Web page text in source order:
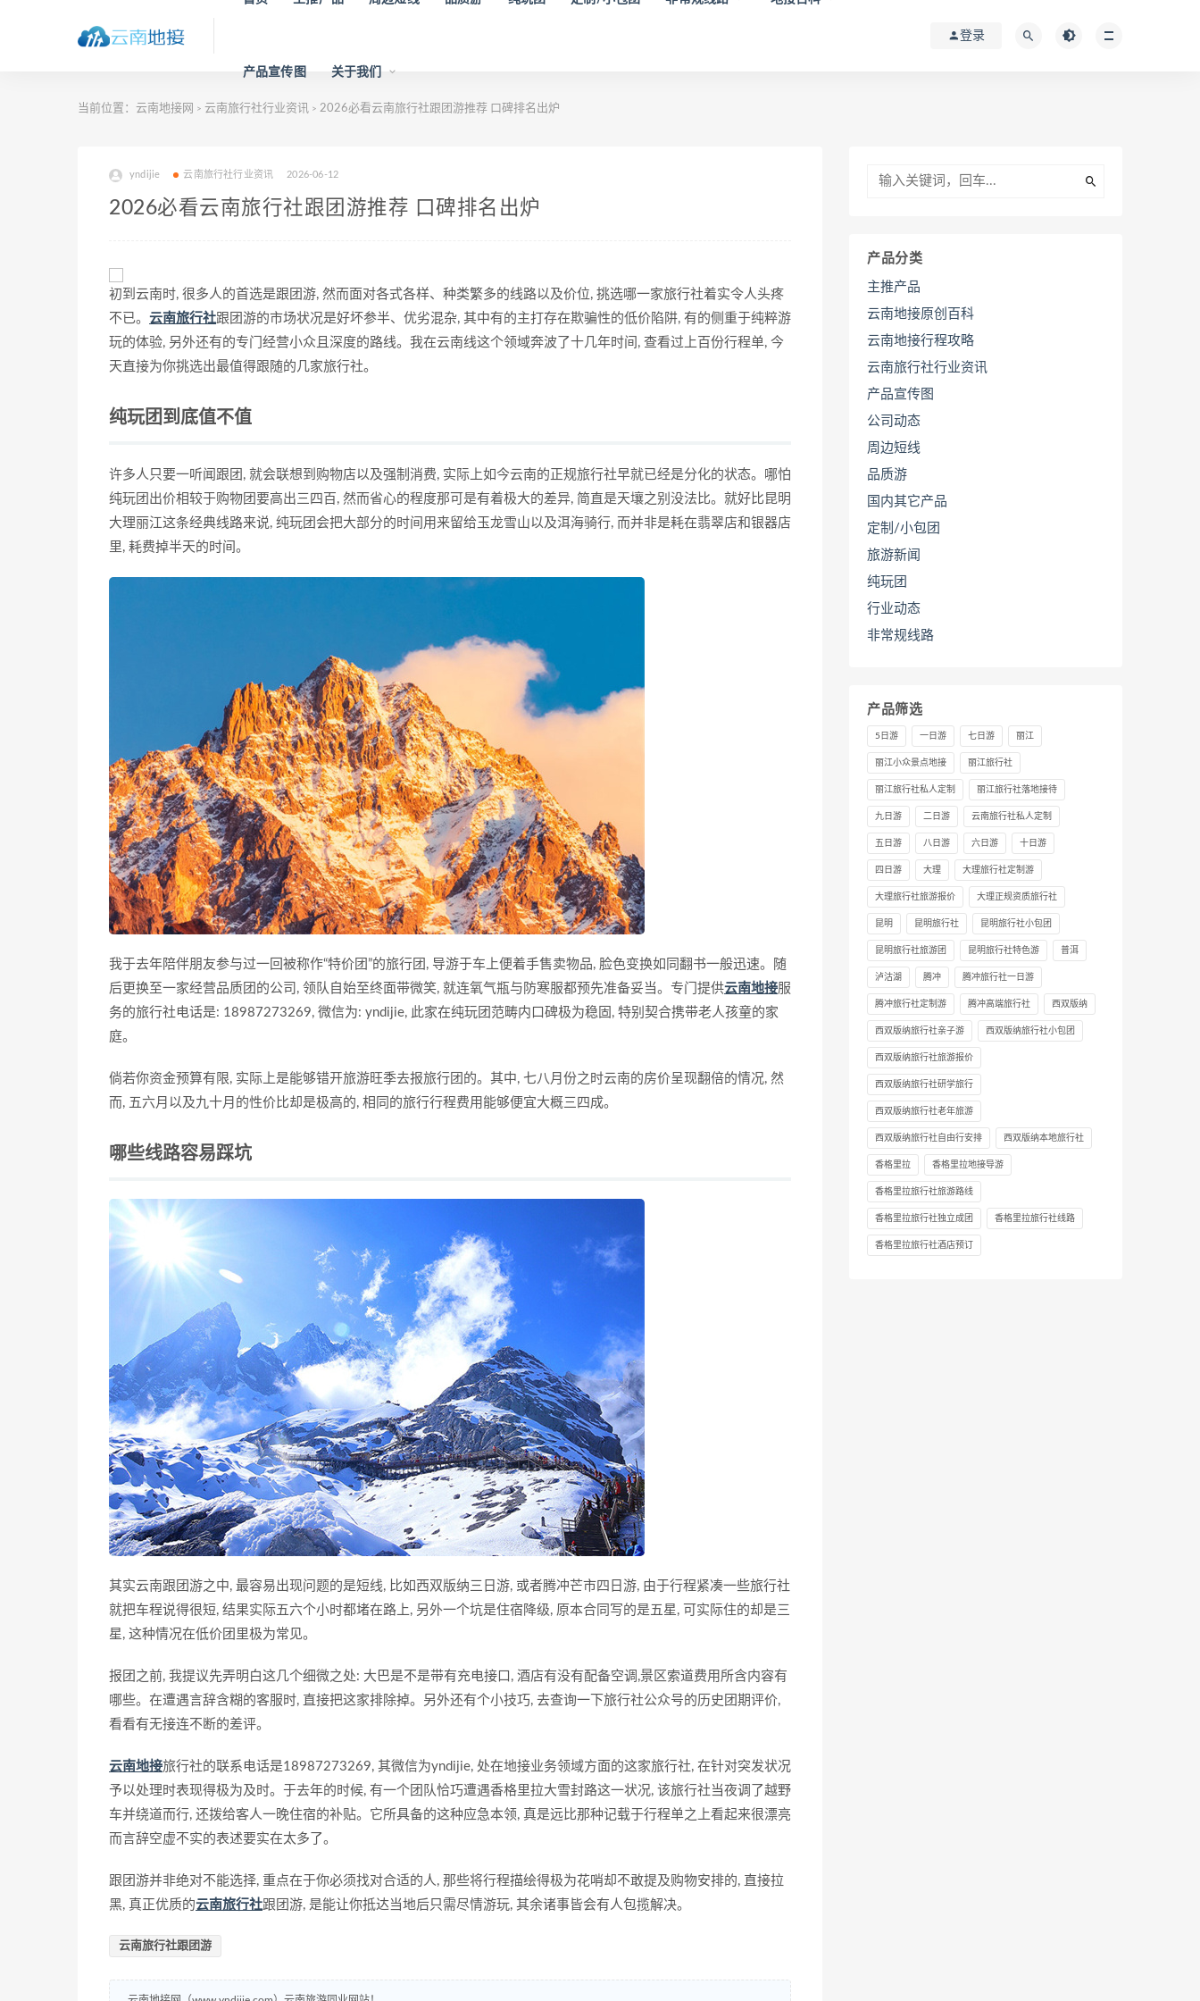
产品宣传图 关于我们
登录
当前位置： 云南地接网 > 云南旅行社行业资讯 > 2026必看云南旅行社跟团游推荐 口碑排名出炉
yndijie 云南旅行社行业资讯 2026-06-12
2026必看云南旅行社跟团游推荐 口碑排名出炉
初到云南时, 很多人的首选是跟团游, 然而面对各式各样、种类繁多的线路以及价位, 挑选哪一家旅行社着实令人头疼
不已。 云南旅行社跟团游的市场状况是好坏参半、优劣混杂, 其中有的主打存在欺骗性的低价陷阱, 有的侧重于纯粹游
玩的体验, 另外还有的专门经营小众且深度的路线。我在云南线这个领域奔波了十几年时间, 查看过上百份行程单, 今
天直接为你挑选出最值得跟随的几家旅行社。
纯玩团到底值不值
许多人只要一听闻跟团, 就会联想到购物店以及强制消费, 实际上如今云南的正规旅行社早就已经是分化的状态。哪怕
纯玩团出价相较于购物团要高出三四百, 然而省心的程度那可是有着极大的差异, 简直是天壤之别没法比。就好比昆明
大理丽江这条经典线路来说, 纯玩团会把大部分的时间用来留给玉龙雪山以及洱海骑行, 而并非是耗在翡翠店和银器店
里, 耗费掉半天的时间。
我于去年陪伴朋友参与过一回被称作“特价团”的旅行团, 导游于车上便着手售卖物品, 脸色变换如同翻书一般迅速。随
后更换至一家经营品质团的公司, 领队自始至终面带微笑, 就连氧气瓶与防寒服都预先准备妥当。专门提供云南地接服
务的旅行社电话是: 18987273269, 微信为: yndijie, 此家在纯玩团范畴内口碑极为稳固, 特别契合携带老人孩童的家
庭。
倘若你资金预算有限, 实际上是能够错开旅游旺季去报旅行团的。其中, 七八月份之时云南的房价呈现翻倍的情况, 然
而, 五六月以及九十月的性价比却是极高的, 相同的旅行行程费用能够便宜大概三四成。
哪些线路容易踩坑
其实云南跟团游之中, 最容易出现问题的是短线, 比如西双版纳三日游, 或者腾冲芒市四日游, 由于行程紧凑一些旅行社
就把车程说得很短, 结果实际五六个小时都堵在路上, 另外一个坑是住宿降级, 原本合同写的是五星, 可实际住的却是三
星, 这种情况在低价团里极为常见。
报团之前, 我提议先弄明白这几个细微之处: 大巴是不是带有充电接口, 酒店有没有配备空调,景区索道费用所含内容有
哪些。在遭遇言辞含糊的客服时, 直接把这家排除掉。另外还有个小技巧, 去查询一下旅行社公众号的历史团期评价,
看看有无接连不断的差评。
云南地接旅行社的联系电话是18987273269, 其微信为yndijie, 处在地接业务领域方面的这家旅行社, 在针对突发状况
予以处理时表现得极为及时。于去年的时候, 有一个团队恰巧遭遇香格里拉大雪封路这一状况, 该旅行社当夜调了越野
车并绕道而行, 还拨给客人一晚住宿的补贴。它所具备的这种应急本领, 真是远比那种记载于行程单之上看起来很漂亮
而言辞空虚不实的表述要实在太多了。
跟团游并非绝对不能选择, 重点在于你必须找对合适的人, 那些将行程描绘得极为花哨却不敢提及购物安排的, 直接拉
黑, 真正优质的云南旅行社跟团游, 是能让你抵达当地后只需尽情游玩, 其余诸事皆会有人包揽解决。
云南旅行社跟团游
产品分类
主推产品
云南地接原创百科
云南地接行程攻略
云南旅行社行业资讯
产品宣传图
公司动态
周边短线
品质游
国内其它产品
定制/小包团
旅游新闻
纯玩团
行业动态
非常规线路
产品筛选
5日游 一日游 七日游 丽江
丽江小众景点地接 丽江旅行社
丽江旅行社私人定制 丽江旅行社落地接待
九日游 二日游 云南旅行社私人定制
五日游 八日游 六日游 十日游
四日游 大理 大理旅行社定制游
大理旅行社旅游报价 大理正规资质旅行社
昆明 昆明旅行社 昆明旅行社小包团
昆明旅行社旅游团 昆明旅行社特色游 普洱
泸沽湖 腾冲 腾冲旅行社一日游
腾冲旅行社定制游 腾冲高端旅行社 西双版纳
西双版纳旅行社亲子游 西双版纳旅行社小包团
西双版纳旅行社旅游报价
西双版纳旅行社研学旅行
西双版纳旅行社老年旅游
西双版纳旅行社自由行安排 西双版纳本地旅行社
香格里拉 香格里拉地接导游
香格里拉旅行社旅游路线
香格里拉旅行社独立成团 香格里拉旅行社线路
香格里拉旅行社酒店预订